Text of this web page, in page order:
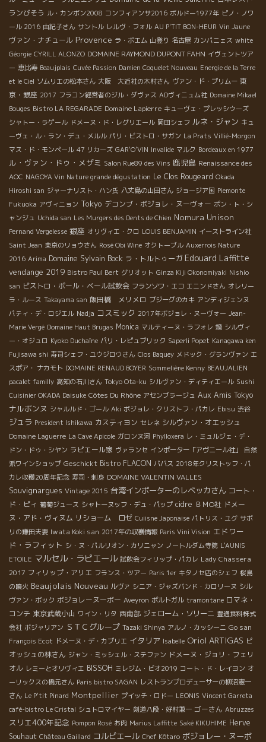
ランびそう ル・カンボン2008 コンフィアンサ2016 ボルドー1977年 ピノ・ノワ
ール 2016 由紀子さん サントル レルヴ・フォル AU P'TIT BON-HEUR Vin Jaune
ヴァン・ナチュール Provence ラ・ボエム 山登り 名古屋 カンパニェス white
Géorgie CYRILL ALONZO DOMAINE RAYMOND DUPONT FAHN イヴェントツア
ー 恵比寿 Beaujplais Cuvée Passion Damien Coquelet Nouveau Energie de la Terre
et le Ciel ソムリエの松本さん 大阪 大近社の木村さん ヴァン・ド・プリムー 東
京・銀座 2017 フラコン経営者のジル・ダヴァス ADヴィニュム社 Domaine Mikael
Bouges Bistro LA REGARADE Domaine Lapierre キューヴェ・プレッシウーズ
シャトー・ラゲール ドメーヌ・ド・レグリエール 岡田シェフ ルネ・ジャン キュ
ーヴェ・ル・ラン・デュ・メルル パリ・ビストロ・サガン La Prats Villié-Morgon
マス・ド・モンペール 47 リカーズ GAR'O'VIN Invalide マルク Bordeaux en 1977
ル・ヴァン・ドゥ・メザミ Salon Rue89 des Vins 鹿児島 Renaissance des
AOC NAGOYA Vin Nature grande dégustation Le Clos Rougeard Okada
Hiroshi san ジャーナリスト・ハン氏 八丈島の山田さん ジョージア国 Piemonte
Fukuoka アヴィニョン Tokyo デコンブ・ボジョレ・ヌーヴォー ポン・ト・シ
ャンジュ Uchida san Les Murgers des Dents de Chien Nomura Unison
Pernand Vergelesse 銀座 オリヴィエ・クロ LOUIS BENJAMIN イーストライン社
Saint Jean 東京のリョウさん Rosé Obi Wine オクトーブル Auxerrois Nature
2016 Arima Domaine Sylvain Bock ラ・トルトゥーガ Edouard Laffitte
vendange 2019 Bistro Paul Bert グリオット Ginza Kiji Okonomiyaki Nishio
san ビストロ・ポール・ベール試飲会 フランソワ・エコ エニンドさん オレリー
ラ・ルース Takayama san 飯田橋 メリメロ ブジーグのカキ アンディジェンヌ
パティ・デ・ロジエル Nadja コスミック 2017年ボジョレ・ヌーヴォー Jean-
Marie Vergé Domaine Haut Brugas Monica マルティーヌ・ラフォレ 鍋 シルヴィ
ー・オジュロ Kyoko Duchaîne パリ・レピュブリック Saperli Popet Kanagawa ken
Fujisawa shi 寿司シェフ・ユウジロウさん Clos Baquey メドック・グランヴァン エ
スポア・ ナカモト DOMAINE RENAUD BOYER Sommelière Kenny BEAUJALIEN
pacalet familly 高知の石川さん Tokyo Ota-ku シルヴァン・ディティエール Sushi
Cuisinier OKADA Daisuke Côtes Du Rhône アセンブラージュ Aux Amis Tokyo
ナルボンヌ シャルルド・ゴール Aki ボジョレ・クリストフ・パカレ Ebisu 渋谷
ジュラ President Ishikawa カスティヨン セレネ シルヴァン・オエッシュ
Domaine Laguerre La Cave Apicole ガロンヌ河 Phylloxera レ・ミュルジェ・デ・
ドン・ドゥ・シヤン ラピエール家 ヴァランセ インポーター「アヴニール社」
自然
派ワインショップ Geschickt Bistro FLACON ババス 2018年クリストッフ・パ
カレ収穫20周年記念 寿司・刺身 DOMAINE VALENTIN VALLES
Souvignargues Vintage 2015 台湾インポーターのレベッカさん コート・
ド・ピィ 葡萄ジュース シャトーヌッフ・デュ・パップ cidre ＢＭО社 ドメー
ヌ・アド・ヴィヌム リショーム ロゼ Cuiisne Japonaise パトリス・ユグ サボ
リの鎌田夫妻 Iwata Koki san 2017年の収穫情報 Paris Vini Vision エドワー
ド・ラフィット シ・ヌ・パルリオン・カリニャン ノートルダム寺院 L'AUNIS
ETOILE マルセル・ラピエール 試飲会フィリップ・パカレ Lady Chassera
2017 フィリップ・アリエ フランス・ツアー Paris 1er キタノセ店のシェフ 桜島
の噴火 Beaujolais Nouveau ルヴァ シニア・ジャズバンド・カロリーヌ シル
ヴァン・ボック ボジョレーヌーボー Aveyron ポルトガル tramontane ロマネ・
コンチ 東京武蔵小山 ワイン・リタ 西南部 ジェローム・ソリーニ 豊通食料株式
会社 ボジャリアン ＳＴＣグループ Tazaki Shinya アルノ・カッシーニ Go san
François Ecot ドメーヌ・デ・カプリエ イタリア Isabelle Oriol ARTIGAS ピ
オッシュの林さん ジャン・ミッシェル・ステファン ドメーヌ・ジョリ・フェリ
オル レミーとオリヴィエ BISSOH ミレジム・ビオ2019 コート・ド・レイヨン オ
ーリックスの橋元さん Paris bistro SAGAN レストランプロデューサーの柳沼憲一
さん Le P'tit Pinard Montpellier プイッチ・ロドー LEONIS Vincent Garreta
café-bistro Le Cristal シュトロマイヤー 剣道八段・好村兼一 ゴーさん Abruzzes
スリエ400年記念 Pompon Rosé お肉 Marius Laffitte Saké KIKUHIME Herve
Souhaut Château Gaillard コルビエール Chef Kôtaro ボジョレー・ヌーボ